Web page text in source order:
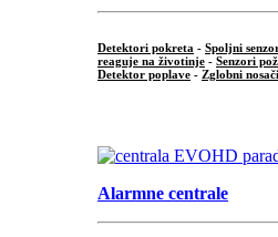
Detektori pokreta - Spoljni
reaguje na životinje - Senzori
Detektor poplave - Zglobni nosači
Alarmne centrale